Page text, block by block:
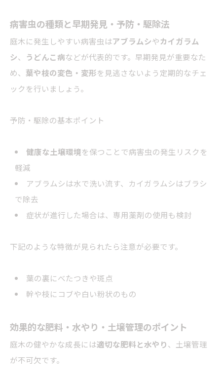
病害虫の種類と早期発見・予防・駆除法
庭木に発生しやすい病害虫はアブラムシやカイガラム
シ、 うどんこ病などが代表的です。早期発見が重要なた
め、 葉や枝の変色・変形を見逃さないよう定期的なチェ
ックを行いましょう。
予防・駆除の基本ポイント
健康な土壌環境を保つことで病害虫の発生リスクを
軽減
アブラムシは水で洗い流す、カイガラムシはブラシ
で除去
症状が進行した場合は、専用薬剤の使用も検討
下記のような特徴が見られたら注意が必要です。
葉の裏にべたつきや斑点
幹や枝にコブや白い粉状のもの
効果的な肥料・水やり・土壌管理のポイント
庭木の健やかな成長には適切な肥料と水やり、土壌管理
が不可欠です。